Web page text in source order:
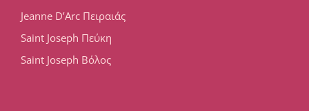
Jeanne D’Arc Πειραιάς
Saint Joseph Πεύκη
Saint Joseph Βόλος